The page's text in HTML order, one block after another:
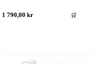
1 790,00kr 🛒